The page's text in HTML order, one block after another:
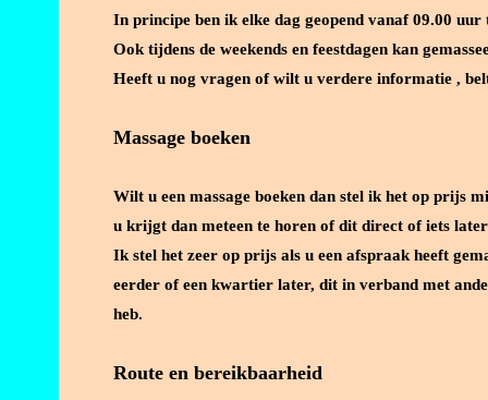
In principe ben ik elke dag geopend vanaf 09.00
Ook tijdens de weekends en feestdagen kan
Heeft u nog vragen of wilt u verdere informatie ,
Massage boeken
Wilt u een massage boeken dan stel ik het op prijs
u krijgt dan meteen te horen of dit direct of iets
Ik stel het zeer op prijs als u een afspraak heeft
eerder of een kwartier later, dit in verband met
heb.
Route en bereikbaarheid